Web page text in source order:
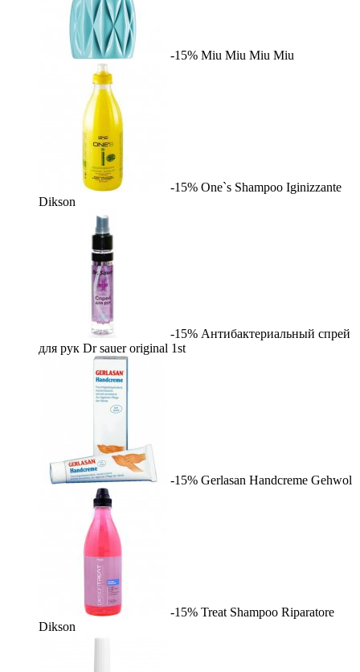
-15% Miu Miu Miu Miu
-15% One`s Shampoo Iginizzante
Dikson
-15% Антибактериальный спрей
для рук Dr sauer original 1st
-15% Gerlasan Handcreme Gehwol
-15% Treat Shampoo Riparatore
Dikson